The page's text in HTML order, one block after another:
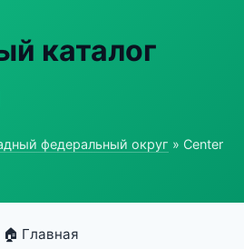
каталог
федеральный округ » Center
🏠 Главная